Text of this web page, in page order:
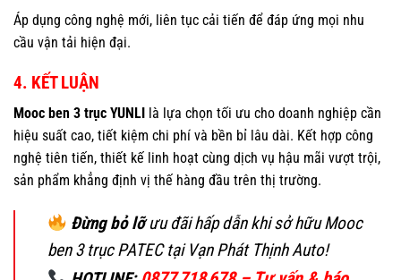
Áp dụng công nghệ mới, liên tục cải tiến để đáp ứng mọi nhu
cầu vận tải hiện đại.
4. KẾT LUẬN
Mooc ben 3 trục YUNLI
là lựa chọn tối ưu cho doanh nghiệp cần
hiệu suất cao, tiết kiệm chi phí và bền bỉ lâu dài. Kết hợp công
nghệ tiên tiến, thiết kế linh hoạt cùng dịch vụ hậu mãi vượt trội,
sản phẩm khẳng định vị thế hàng đầu trên thị trường.
Đừng bỏ lỡưu đãi hấp dẫn khi sở hữu Mooc
ben 3 trục PATEC tại Vạn Phát Thịnh Auto!